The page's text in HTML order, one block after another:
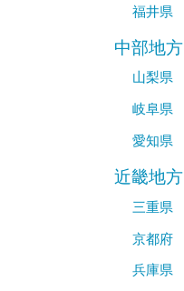
福井県
中部地方
山梨県
岐阜県
愛知県
近畿地方
三重県
京都府
兵庫県